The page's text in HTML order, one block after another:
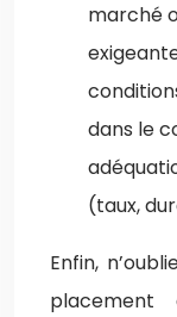
marché
dans le
(taux,
Enfin,